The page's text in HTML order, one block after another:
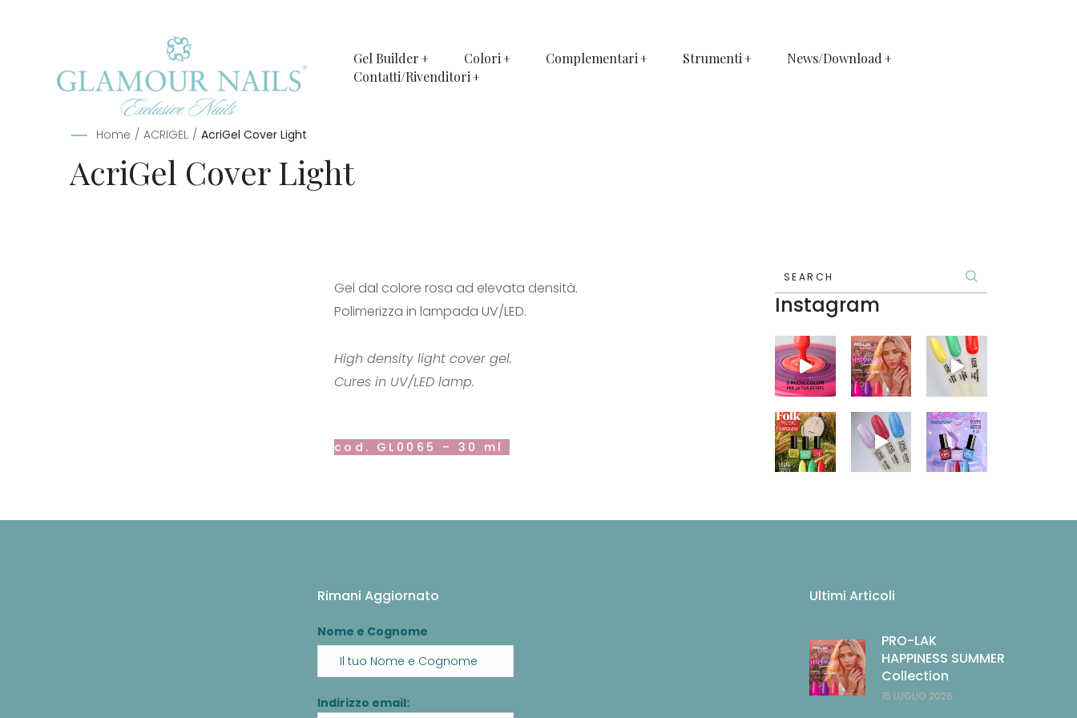
Gel Builder Colori Complementari Strumenti
News/Download
Contatti/Rivenditori
Home / ACRIGEL / AcriGel Cover Light
AcriGel Cover Light
Gel dal colore rosa ad elevata densità.
Polimerizza in lampada UV/LED.
High density light cover gel.
Cures in UV/LED lamp.
cod. GL0065 – 30 ml
SEARCH
Instagram
Rimani Aggiornato
Nome e Cognome
Indirizzo email:
Ultimi Articoli
15 LUGLIO 2026
PRO-LAK
HAPPINESS SUMMER
Collection